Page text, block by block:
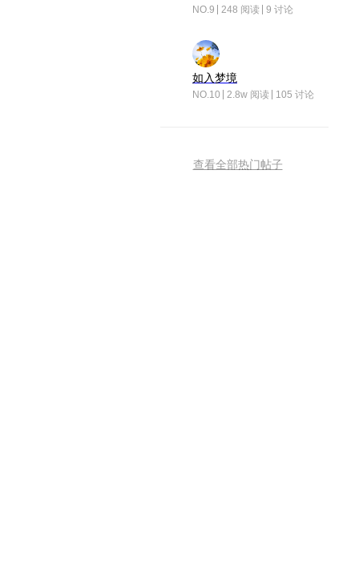
NO.9 248 阅读 9 讨论
如入梦境
NO.10 2.8w 阅读 105 讨论
查看全部热门帖子